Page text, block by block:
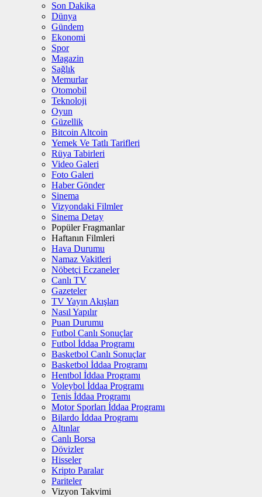
Son Dakika
Dünya
Gündem
Ekonomi
Spor
Magazin
Sağlık
Memurlar
Otomobil
Teknoloji
Oyun
Güzellik
Bitcoin Altcoin
Yemek Ve Tatlı Tarifleri
Rüya Tabirleri
Video Galeri
Foto Galeri
Haber Gönder
Sinema
Vizyondaki Filmler
Sinema Detay
Popüler Fragmanlar
Haftanın Filmleri
Hava Durumu
Namaz Vakitleri
Nöbetçi Eczaneler
Canlı TV
Gazeteler
TV Yayın Akışları
Nasıl Yapılır
Puan Durumu
Futbol Canlı Sonuçlar
Futbol İddaa Programı
Basketbol Canlı Sonuçlar
Basketbol İddaa Programı
Hentbol İddaa Programı
Voleybol İddaa Programı
Tenis İddaa Programı
Motor Sporları İddaa Programı
Bilardo İddaa Programı
Altınlar
Canlı Borsa
Dövizler
Hisseler
Kripto Paralar
Pariteler
Vizyon Takvimi